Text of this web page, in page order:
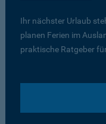
Ihr nächster Urlaub
planen Ferien im
praktische Ratgeber